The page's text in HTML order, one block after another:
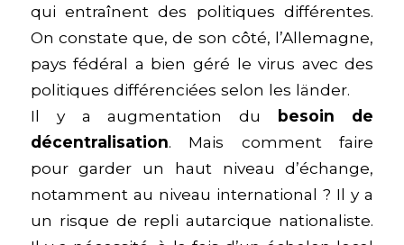
qui entraînent des politiques différentes.
On constate que, de son côté, l’Allemagne,
pays fédéral a bien géré le virus avec des
politiques différenciées selon les länder.
Il y a augmentation du besoin de
décentralisation. Mais comment faire
pour garder un haut niveau d’échange,
notamment au niveau international ? Il y a
un risque de repli autarcique nationaliste.